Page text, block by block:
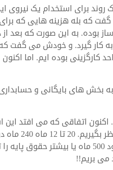
برای استخدام یک نیروی
که بله هزینه هایی که
بوده. به این صورت که بعد
کار گیرد. و خودش می گفت
کارگزینی بوده ایم. اما
نفر را اضافه داشتیم که به بخش های بایگانی و
اکنون اتفاقی که می افتد
ما به اندازه 2 نفر برای تمام عمر یک
که به دو نفر این حقوق را بدهیم همراه با عیدی و پاداش و … حدود 500 ماه یا
می بریم!!